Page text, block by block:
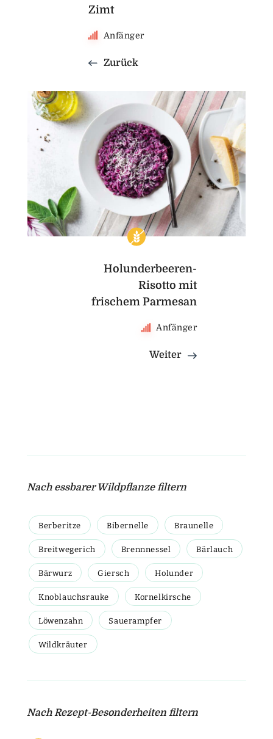
Zimt
Anfänger
Zurück
Holunderbeeren-
Risotto mit
frischem Parmesan
Anfänger
Weiter
Nach essbarer Wildpflanze filtern
Berberitze Bibernelle Braunelle
Breitwegerich Brennnessel Bärlauch
Bärwurz Giersch Holunder
Knoblauchsrauke Kornelkirsche
Löwenzahn Sauerampfer
Wildkräuter
Nach Rezept-Besonderheiten filtern